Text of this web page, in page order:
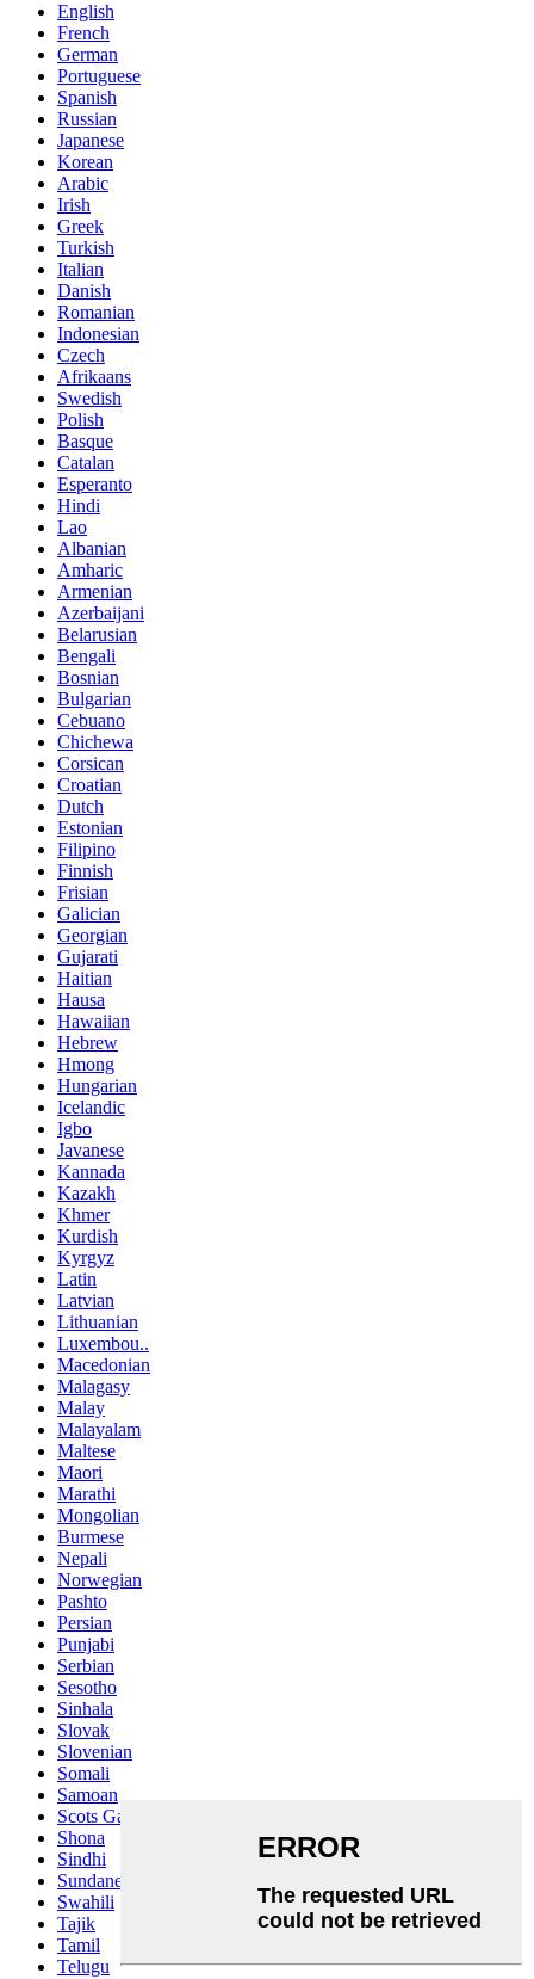
English
French
German
Portuguese
Spanish
Russian
Japanese
Korean
Arabic
Irish
Greek
Turkish
Italian
Danish
Romanian
Indonesian
Czech
Afrikaans
Swedish
Polish
Basque
Catalan
Esperanto
Hindi
Lao
Albanian
Amharic
Armenian
Azerbaijani
Belarusian
Bengali
Bosnian
Bulgarian
Cebuano
Chichewa
Corsican
Croatian
Dutch
Estonian
Filipino
Finnish
Frisian
Galician
Georgian
Gujarati
Haitian
Hausa
Hawaiian
Hebrew
Hmong
Hungarian
Icelandic
Igbo
Javanese
Kannada
Kazakh
Khmer
Kurdish
Kyrgyz
Latin
Latvian
Lithuanian
Luxembou..
Macedonian
Malagasy
Malay
Malayalam
Maltese
Maori
Marathi
Mongolian
Burmese
Nepali
Norwegian
Pashto
Persian
Punjabi
Serbian
Sesotho
Sinhala
Slovak
Slovenian
Somali
Samoan
Scots Gaelic
Shona
Sindhi
Sundanese
Swahili
Tajik
Tamil
Telugu